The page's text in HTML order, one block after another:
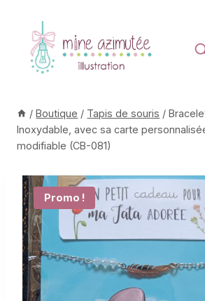
contenu
/ Boutique / Tapis de souris /
Inoxydable, avec sa carte
modifiable (CB-081)
Promo !